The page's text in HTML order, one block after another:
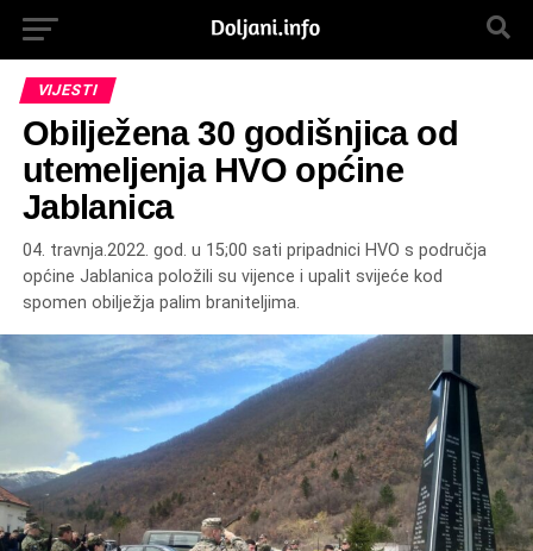
VIJESTI
Obilježena 30 godišnjica od
utemeljenja HVO općine
Jablanica
04. travnja.2022. god. u 15;00 sati pripadnici HVO s područja
općine Jablanica položili su vijence i upalit svijeće kod
spomen obilježja palim braniteljima.